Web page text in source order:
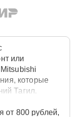
или
которые
Тагил.
от 800 рублей,